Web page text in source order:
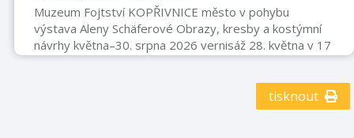
Muzeum Fojtství KOPŘIVNICE město v pohybu
výstava Aleny Schäferové Obrazy, kresby a kostýmní
návrhy května–30. srpna 2026 vernisáž 28. května v 17
hodin Muzeum Fojtství v Kopřivnici
tisknout